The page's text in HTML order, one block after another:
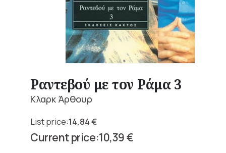
Ραντεβού με τον Ράμα 3
Κλαρκ Άρθουρ
14,84€
Original
price 10,39€